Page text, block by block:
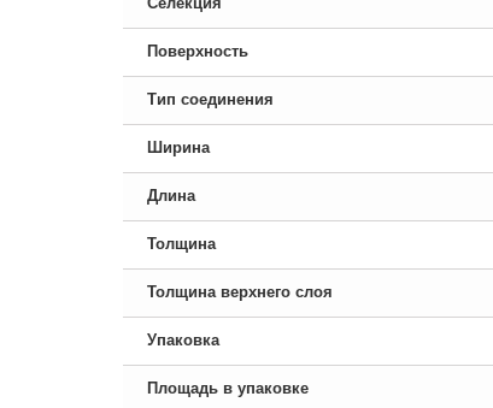
Поверхность
Тип соединения
Ширина
Длина
Толщина
Толщина верхнего слоя
Упаковка
Площадь в упаковке